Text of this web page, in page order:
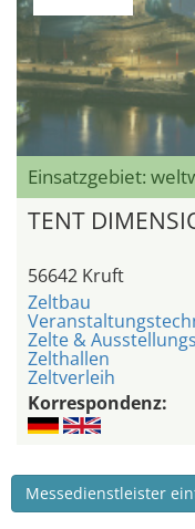
Einsatzgebiet:
TENT
56642 Kruft
Zeltbau
Zelte &
Zelthallen
Zeltverleih
Korrespondenz:
Messedienstleister